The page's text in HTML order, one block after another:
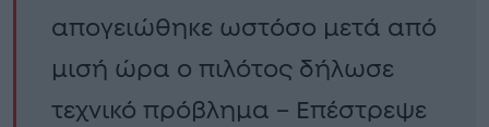
απογειώθηκε ωστόσο μετά από
μισή ώρα ο πιλότος δήλωσε
τεχνικό πρόβλημα – Επέστρεψε